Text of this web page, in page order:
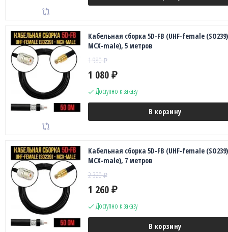
Кабельная сборка 5D-FB (UHF-female
MCX-male), 5 метров
1 980₽
1 080 ₽
Доступно к заказу
В корзину
Кабельная сборка 5D-FB (UHF-female
MCX-male), 7 метров
2 320₽
1 260 ₽
Доступно к заказу
В корзину